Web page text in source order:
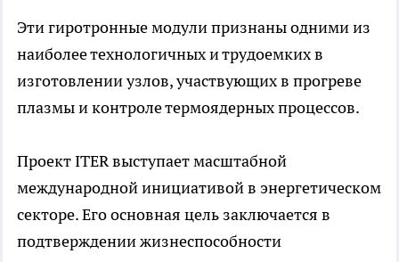
Эти гиротронные модули признаны одними из
наиболее технологичных и трудоемких в
изготовлении узлов, участвующих в прогреве
плазмы и контроле термоядерных процессов.
Проект ITER выступает масштабной
международной инициативой в энергетическом
секторе. Его основная цель заключается в
подтверждении жизнеспособности